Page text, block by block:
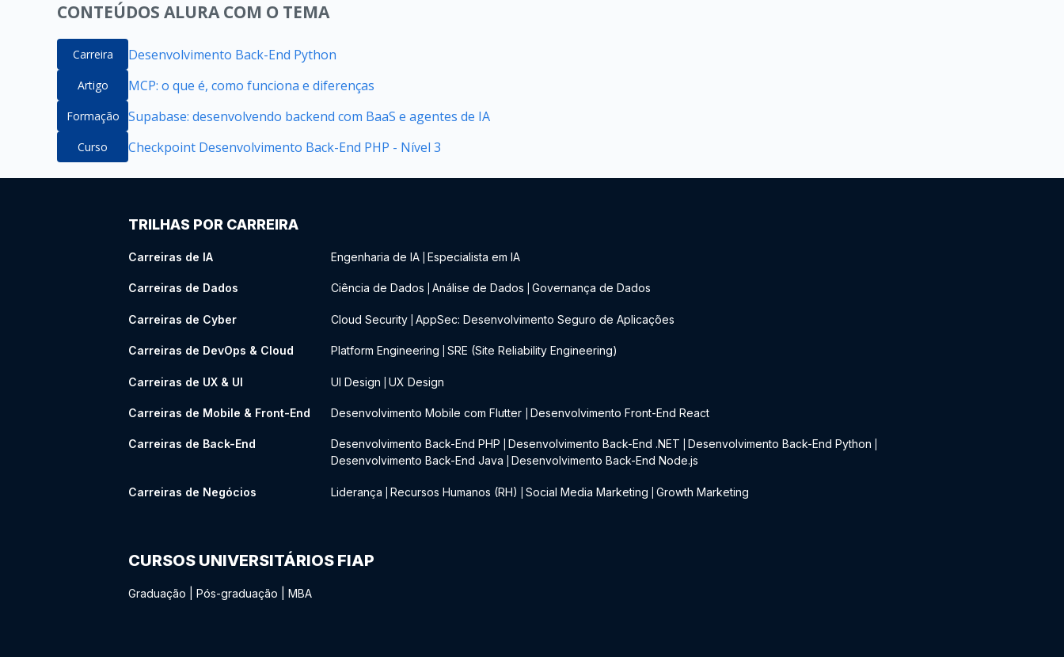
CONTEÚDOS ALURA COM O TEMA
Carreira Desenvolvimento Back-End Python
Artigo MCP: o que é, como funciona e diferenças
Formação Supabase: desenvolvendo backend com BaaS e agentes de IA
Curso Checkpoint Desenvolvimento Back-End PHP - Nível 3
TRILHAS POR CARREIRA
Carreiras de IA Engenharia de IA Especialista em IA
Carreiras de Dados Ciência de Dados Análise de Dados Governança de Dados
Carreiras de Cyber Cloud Security AppSec: Desenvolvimento Seguro de Aplicações
Carreiras de DevOps & Cloud Platform Engineering SRE (Site Reliability Engineering)
Carreiras de UX & UI UI Design UX Design
Carreiras de Mobile & Front-End Desenvolvimento Mobile com Flutter Desenvolvimento Front-End React
Carreiras de Back-End Desenvolvimento Back-End PHP Desenvolvimento Back-End .NET Desenvolvimento Back-End Python
Desenvolvimento Back-End Java Desenvolvimento Back-End Node.js
Carreiras de Negócios Liderança Recursos Humanos (RH) Social Media Marketing Growth Marketing
CURSOS UNIVERSITÁRIOS FIAP
Graduação Pós-graduação MBA